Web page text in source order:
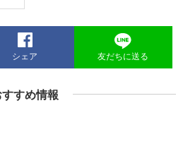
シェア 友だちに送る
すめ情報